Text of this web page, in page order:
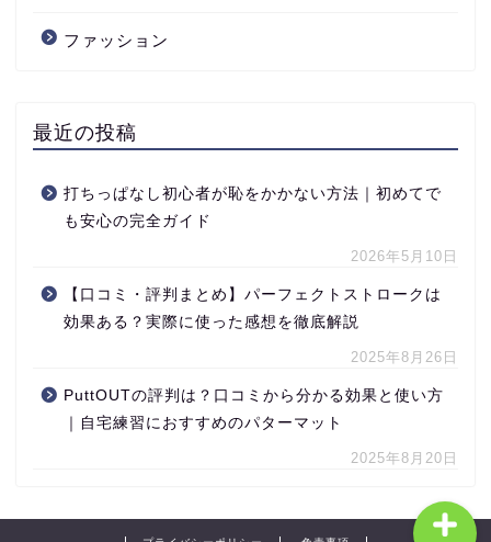
ファッション
最近の投稿
打ちっぱなし初心者が恥をかかない方法｜初めてで
も安心の完全ガイド
2026年5月10日
【口コミ・評判まとめ】パーフェクトストロークは
効果ある？実際に使った感想を徹底解説
2025年8月26日
PuttOUTの評判は？口コミから分かる効果と使い方
｜自宅練習におすすめのパターマット
2025年8月20日
ゴルフ練習
ゴルフ知識
ゴルフレッスン